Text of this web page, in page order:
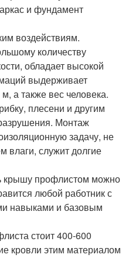
и фундамент
воздействиям.
количеству
обладает высокой
выдерживает
а также вес человека.
плесени и другим
Монтаж
задачу, не
влаги, служит долгие
крышу профлистом можно
любой работник с
навыками и базовым
стоит 400-600
кровли этим материалом